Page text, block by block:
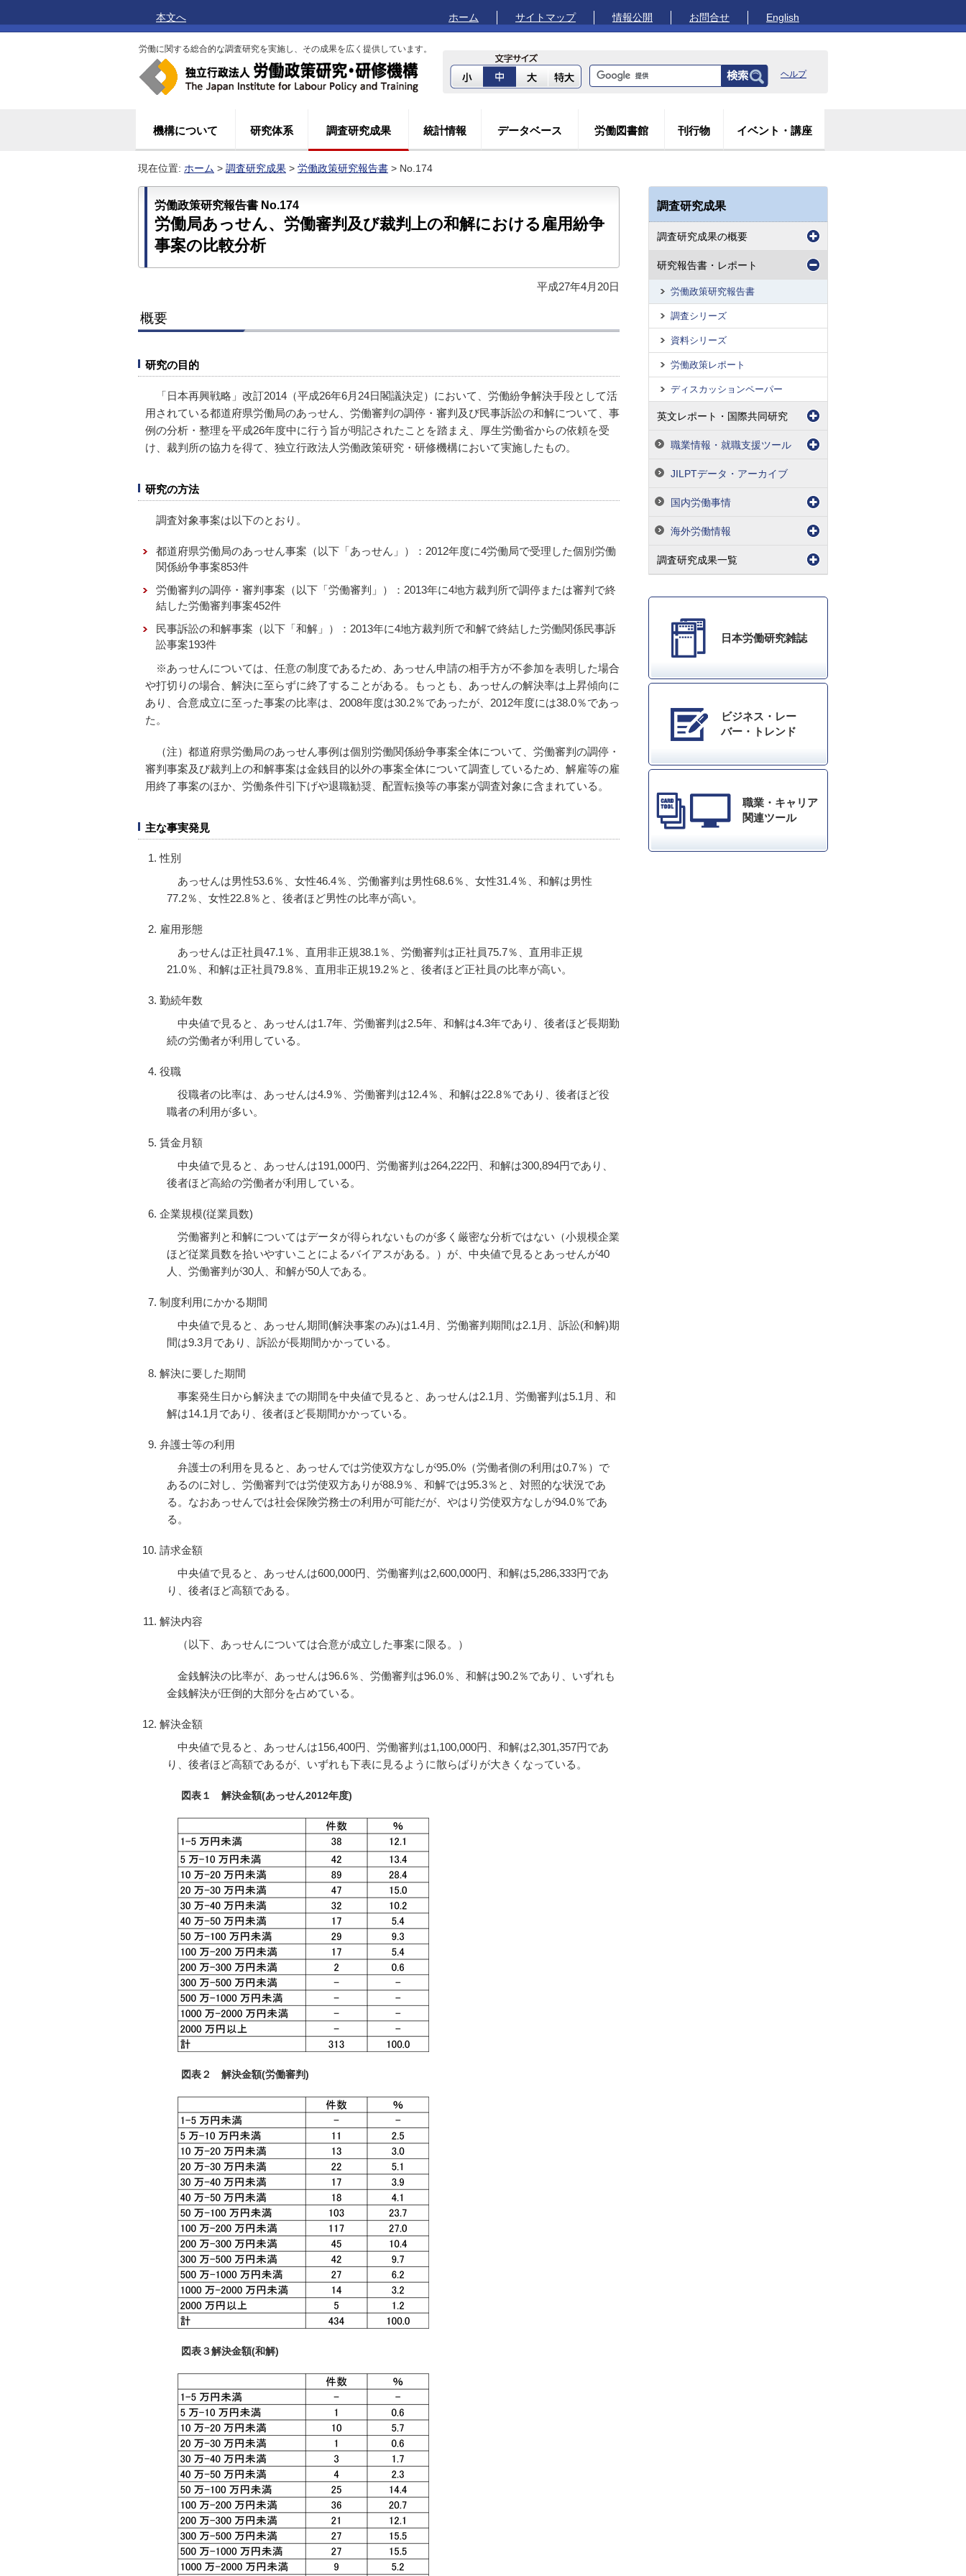
本文へ ホーム サイトマップ 情報公開 お問合せ English
労働に関する総合的な調査研究を実施し、その成果を広く提供しています。
ヘルプ
機構について 研究体系 調査研究成果 統計情報 データベース 労働図書館 刊行物 イベント・講座
現在位置: ホーム > 調査研究成果 > 労働政策研究報告書 > No.174
労働政策研究報告書 No.174
労働局あっせん、労働審判及び裁判上の和解における雇用紛争
事案の比較分析
平成27年4月20日
概要
研究の目的
「日本再興戦略」改訂2014（平成26年6月24日閣議決定）において、労働紛争解決手段として活
用されている都道府県労働局のあっせん、労働審判の調停・審判及び民事訴訟の和解について、事
例の分析・整理を平成26年度中に行う旨が明記されたことを踏まえ、厚生労働省からの依頼を受
け、裁判所の協力を得て、独立行政法人労働政策研究・研修機構において実施したもの。
研究の方法
調査対象事案は以下のとおり。
都道府県労働局のあっせん事案（以下「あっせん」）：2012年度に4労働局で受理した個別労働
関係紛争事案853件
労働審判の調停・審判事案（以下「労働審判」）：2013年に4地方裁判所で調停または審判で終
結した労働審判事案452件
民事訴訟の和解事案（以下「和解」）：2013年に4地方裁判所で和解で終結した労働関係民事訴
訟事案193件
※あっせんについては、任意の制度であるため、あっせん申請の相手方が不参加を表明した場合
や打切りの場合、解決に至らずに終了することがある。もっとも、あっせんの解決率は上昇傾向に
あり、合意成立に至った事案の比率は、2008年度は30.2％であったが、2012年度には38.0％であっ
た。
（注）都道府県労働局のあっせん事例は個別労働関係紛争事案全体について、労働審判の調停・
審判事案及び裁判上の和解事案は金銭目的以外の事案全体について調査しているため、解雇等の雇
用終了事案のほか、労働条件引下げや退職勧奨、配置転換等の事案が調査対象に含まれている。
主な事実発見
性別
あっせんは男性53.6％、女性46.4％、労働審判は男性68.6％、女性31.4％、和解は男性
77.2％、女性22.8％と、後者ほど男性の比率が高い。
雇用形態
あっせんは正社員47.1％、直用非正規38.1％、労働審判は正社員75.7％、直用非正規
21.0％、和解は正社員79.8％、直用非正規19.2％と、後者ほど正社員の比率が高い。
勤続年数
中央値で見ると、あっせんは1.7年、労働審判は2.5年、和解は4.3年であり、後者ほど長期勤
続の労働者が利用している。
役職
役職者の比率は、あっせんは4.9％、労働審判は12.4％、和解は22.8％であり、後者ほど役
職者の利用が多い。
賃金月額
中央値で見ると、あっせんは191,000円、労働審判は264,222円、和解は300,894円であり、
後者ほど高給の労働者が利用している。
企業規模(従業員数)
労働審判と和解についてはデータが得られないものが多く厳密な分析ではない（小規模企業
ほど従業員数を拾いやすいことによるバイアスがある。）が、中央値で見るとあっせんが40
人、労働審判が30人、和解が50人である。
制度利用にかかる期間
中央値で見ると、あっせん期間(解決事案のみ)は1.4月、労働審判期間は2.1月、訴訟(和解)期
間は9.3月であり、訴訟が長期間かかっている。
解決に要した期間
事案発生日から解決までの期間を中央値で見ると、あっせんは2.1月、労働審判は5.1月、和
解は14.1月であり、後者ほど長期間かかっている。
弁護士等の利用
弁護士の利用を見ると、あっせんでは労使双方なしが95.0%（労働者側の利用は0.7％）で
あるのに対し、労働審判では労使双方ありが88.9％、和解では95.3％と、対照的な状況であ
る。なおあっせんでは社会保険労務士の利用が可能だが、やはり労使双方なしが94.0％であ
る。
請求金額
中央値で見ると、あっせんは600,000円、労働審判は2,600,000円、和解は5,286,333円であ
り、後者ほど高額である。
解決内容
（以下、あっせんについては合意が成立した事案に限る。）
金銭解決の比率が、あっせんは96.6％、労働審判は96.0％、和解は90.2％であり、いずれも
金銭解決が圧倒的大部分を占めている。
解決金額
中央値で見ると、あっせんは156,400円、労働審判は1,100,000円、和解は2,301,357円であ
り、後者ほど高額であるが、いずれも下表に見るように散らばりが大きくなっている。
図表１ 解決金額(あっせん2012年度)
図表２ 解決金額(労働審判)
図表３解決金額(和解)
調査研究成果
調査研究成果の概要
研究報告書・レポート
労働政策研究報告書
調査シリーズ
資料シリーズ
労働政策レポート
ディスカッションペーパー
英文レポート・国際共同研究
職業情報・就職支援ツール
JILPTデータ・アーカイブ
国内労働事情
海外労働情報
調査研究成果一覧
日本労働研究雑誌
ビジネス・レー
バー・トレンド
職業・キャリア
関連ツール